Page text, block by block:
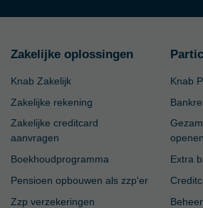
Zakelijke oplossingen
Knab Zakelijk
Zakelijke rekening
Zakelijke creditcard
aanvragen
Boekhoudprogramma
Pensioen opbouwen als zzp'er
Zzp verzekeringen
Knab
openen
Extra